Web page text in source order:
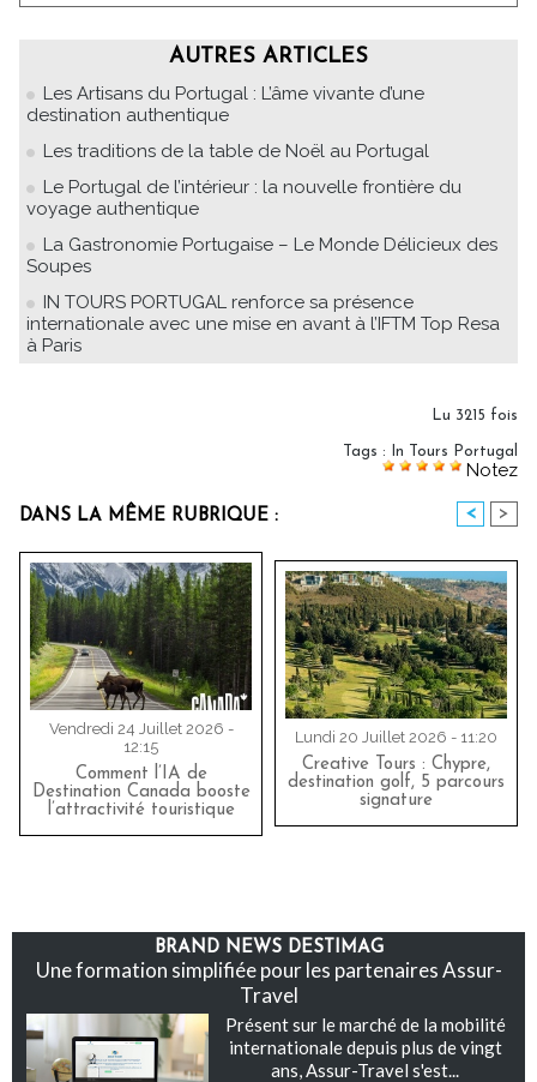
AUTRES ARTICLES
Les Artisans du Portugal : L’âme vivante d’une
destination authentique
Les traditions de la table de Noël au Portugal
Le Portugal de l’intérieur : la nouvelle frontière du
voyage authentique
La Gastronomie Portugaise – Le Monde Délicieux des
Soupes
IN TOURS PORTUGAL renforce sa présence
internationale avec une mise en avant à l’IFTM Top Resa
à Paris
Lu 3215 fois
Tags : In Tours Portugal
Notez
DANS LA MÊME RUBRIQUE : < >
Vendredi 24 Juillet 2026 -
12:15
Comment l’IA de
Destination Canada booste
l’attractivité touristique
Lundi 20 Juillet 2026 - 11:20
Creative Tours : Chypre,
destination golf, 5 parcours
signature
BRAND NEWS DESTIMAG
Une formation simplifiée pour les partenaires Assur-
Travel
Présent sur le marché de la mobilité
internationale depuis plus de vingt
ans, Assur-Travel s'est...